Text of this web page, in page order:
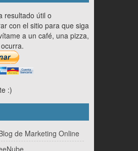
resultado útil o
con el sitio para que siga
a un café, una pizza,
:)
de Marketing Online